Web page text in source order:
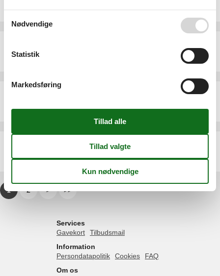
Emne nr.:540-297846-209915
Ferielejlighed - 2 personer - Deichweg - 24217 - Kalifornien
2 personer
4 personer
1 2 > >>
Services
Gavekort
Tilbudsmail
Information
Persondatapolitik
Cookies
FAQ
Om os
Nødvendige
Statistik
Markedsføring